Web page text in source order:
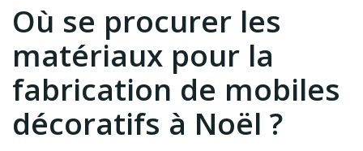
Où se procurer les
matériaux pour la
fabrication de mobiles
décoratifs à Noël ?